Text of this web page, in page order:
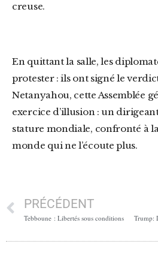
creuse.
En quittant la salle, les diplomates ont fait plus que
protester : ils ont signé le
Netanyahou, cette Assemblée
exercice d’illusion : un
stature mondiale, confronté à
monde qui ne l’écoute plus.
PRÉCÉDENT
Tebboune : Libertés sous conditions